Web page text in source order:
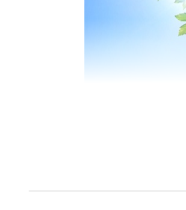
Лю Юнь: «Сестра Ван, я
Господь действительно